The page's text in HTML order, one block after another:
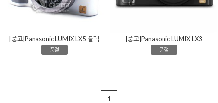
[중고]Panasonic LUMIX LX5 블랙
품절
[중고]Panasonic LUMIX LX3
품절
1